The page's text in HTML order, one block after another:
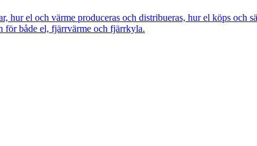
hur el och värme produceras och distribueras, hur el köps och
för både el, fjärrvärme och fjärrkyla.